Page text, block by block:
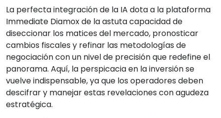
La perfecta integración de la IA dota a la plataforma
Immediate Diamox de la astuta capacidad de
diseccionar los matices del mercado, pronosticar
cambios fiscales y refinar las metodologías de
negociación con un nivel de precisión que redefine el
panorama. Aquí, la perspicacia en la inversión se
vuelve indispensable, ya que los operadores deben
descifrar y manejar estas revelaciones con agudeza
estratégica.